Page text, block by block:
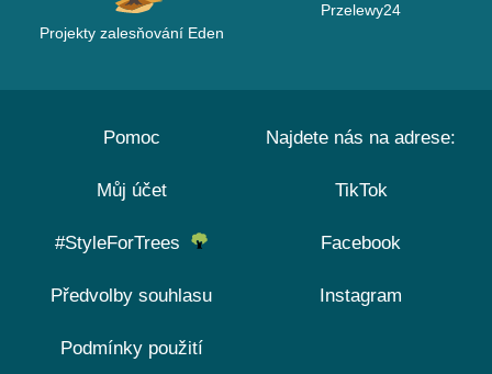
Projekty zalesňování Eden
Przelewy24
Pomoc
Můj účet
#StyleForTrees
Předvolby souhlasu
Podmínky použití
Najdete nás na adrese:
TikTok
Facebook
Instagram